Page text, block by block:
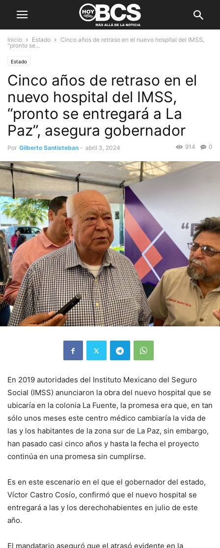
Inicio Estado
Cinco años de retraso en el nuevo hospital del IMSS,
“pronto se...
Estado
Cinco años de retraso en el
nuevo hospital del IMSS,
“pronto se entregará a La
Paz”, asegura gobernador
Por Gilberto Santisteban - abril 3, 2024 0
914
En 2019 autoridades del Instituto Mexicano del Seguro
Social (IMSS) anunciaron la obra del nuevo hospital que se
ubicaría en la colonia La Fuente, la promesa era que, en tan
sólo unos meses este centro médico cambiaría la vida de
las y los habitantes de la zona sur de La Paz, sin embargo,
han pasado casi cinco años y hasta la fecha el proyecto
continúa en una promesa sin cumplirse.
Es en este escenario en el que el gobernador del estado,
Víctor Castro Cosío, confirmó que el nuevo hospital se
entregará a las y los derechohabientes en julio de este
año.
El mandatario aseguró que el atrasó evidente en la